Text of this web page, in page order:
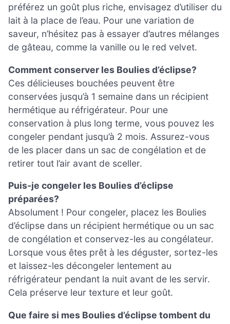
préférez un goût plus riche, envisagez d’utiliser du
lait à la place de l’eau. Pour une variation de
saveur, n’hésitez pas à essayer d’autres mélanges
de gâteau, comme la vanille ou le red velvet.
Comment conserver les Boulies d’éclipse?
Ces délicieuses bouchées peuvent être
conservées jusqu’à 1 semaine dans un récipient
hermétique au réfrigérateur. Pour une
conservation à plus long terme, vous pouvez les
congeler pendant jusqu’à 2 mois. Assurez-vous
de les placer dans un sac de congélation et de
retirer tout l’air avant de sceller.
Puis-je congeler les Boulies d’éclipse
préparées?
Absolument ! Pour congeler, placez les Boulies
d’éclipse dans un récipient hermétique ou un sac
de congélation et conservez-les au congélateur.
Lorsque vous êtes prêt à les déguster, sortez-les
et laissez-les décongeler lentement au
réfrigérateur pendant la nuit avant de les servir.
Cela préserve leur texture et leur goût.
Que faire si mes Boulies d’éclipse tombent du